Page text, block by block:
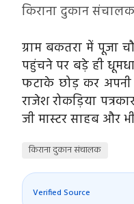
किराना दुकान
ग्राम बकतरा में पूजा
पहुंचने पर बड़े ही
फटाके छोड़ कर अपनी
राजेश रोकड़िया
जी मास्टर साहब और
किराना दुकान संचालक
Verified Source